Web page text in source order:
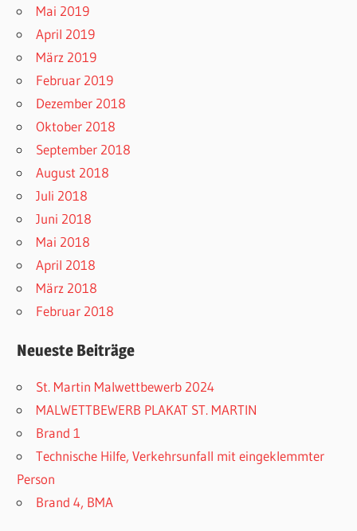
Mai 2019
April 2019
März 2019
Februar 2019
Dezember 2018
Oktober 2018
September 2018
August 2018
Juli 2018
Juni 2018
Mai 2018
April 2018
März 2018
Februar 2018
Neueste Beiträge
St. Martin Malwettbewerb 2024
MALWETTBEWERB PLAKAT ST. MARTIN
Brand 1
Technische Hilfe, Verkehrsunfall mit eingeklemmter
Person
Brand 4, BMA